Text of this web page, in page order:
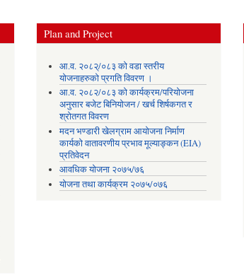
Plan and Project
आ.व. २०८२्/०८३ को वडा स्तरीय
योजनाहरुको प्रगति विवरण ।
आ.व. २०८२/०८३ को कार्यक्रम/परियोजना
अनुसार बजेट बिनियोजन / खर्च शिर्षकगत र
श्रोतगत विवरण
मदन भण्डारी खेलग्राम आयोजना निर्माण
कार्यको वातावरणीय प्रभाव मूल्याङ्कन (EIA)
प्रतिवेदन
आवधिक योजना २०७५/७६
योजना तथा कार्यक्रम २०७५/०७६